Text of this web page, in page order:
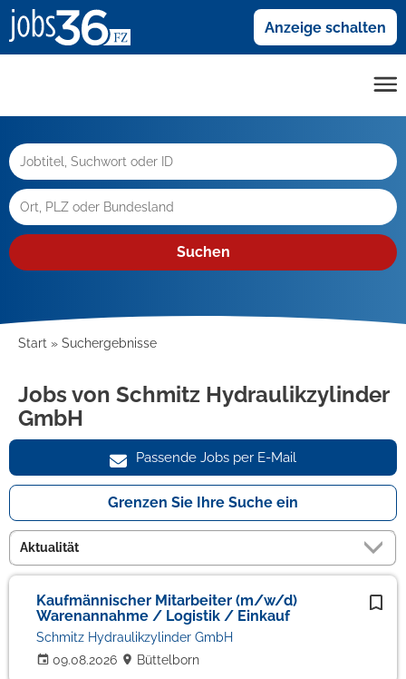
Anzeige schalten
Suchen
Start Suchergebnisse
Jobs von Schmitz Hydraulikzylinder
GmbH
Passende Jobs per E-Mail
Grenzen Sie Ihre Suche ein
Kaufmännischer Mitarbeiter (m/w/d)
Warenannahme / Logistik / Einkauf
09.08.2026
Schmitz Hydraulikzylinder GmbH
Büttelborn